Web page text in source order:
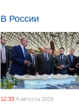
В России
12:33 4 августа 2026